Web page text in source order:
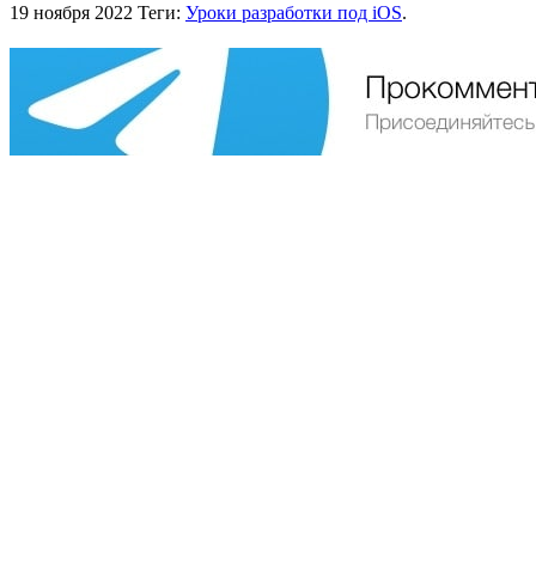
19 ноября 2022 Теги: Уроки разработки под iOS.